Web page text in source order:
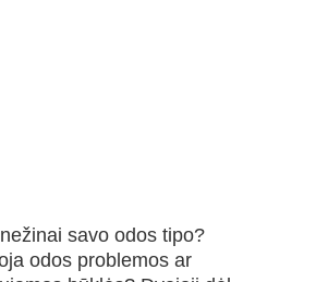
savo odos tipo?
odos problemos ar